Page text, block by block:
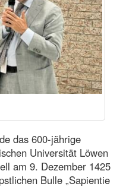
das 600-jährige
Universität Löwen
am 9. Dezember 1425
Bulle „Sapientie